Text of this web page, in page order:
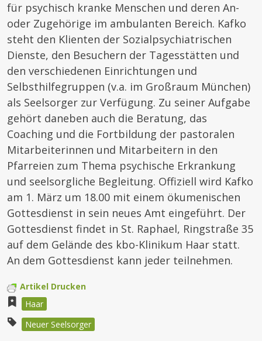
für psychisch kranke Menschen und deren An-
oder Zugehörige im ambulanten Bereich. Kafko
steht den Klienten der Sozialpsychiatrischen
Dienste, den Besuchern der Tagesstätten und
den verschiedenen Einrichtungen und
Selbsthilfegruppen (v.a. im Großraum München)
als Seelsorger zur Verfügung. Zu seiner Aufgabe
gehört daneben auch die Beratung, das
Coaching und die Fortbildung der pastoralen
Mitarbeiterinnen und Mitarbeitern in den
Pfarreien zum Thema psychische Erkrankung
und seelsorgliche Begleitung. Offiziell wird Kafko
am 1. März um 18.00 mit einem ökumenischen
Gottesdienst in sein neues Amt eingeführt. Der
Gottesdienst findet in St. Raphael, Ringstraße 35
auf dem Gelände des kbo-Klinikum Haar statt.
An dem Gottesdienst kann jeder teilnehmen.
Artikel Drucken
Haar
Neuer Seelsorger